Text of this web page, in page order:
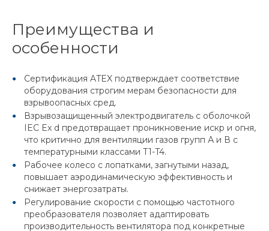
Преимущества и
особенности
Сертификация ATEX подтверждает соответствие
оборудования строгим мерам безопасности для
взрывоопасных сред.
Взрывозащищенный электродвигатель с оболочкой
IEC Ex d предотвращает проникновение искр и огня,
что критично для вентиляции газов групп А и В с
температурными классами T1-T4.
Рабочее колесо с лопатками, загнутыми назад,
повышает аэродинамическую эффективность и
снижает энергозатраты.
Регулирование скорости с помощью частотного
преобразователя позволяет адаптировать
производительность вентилятора под конкретные